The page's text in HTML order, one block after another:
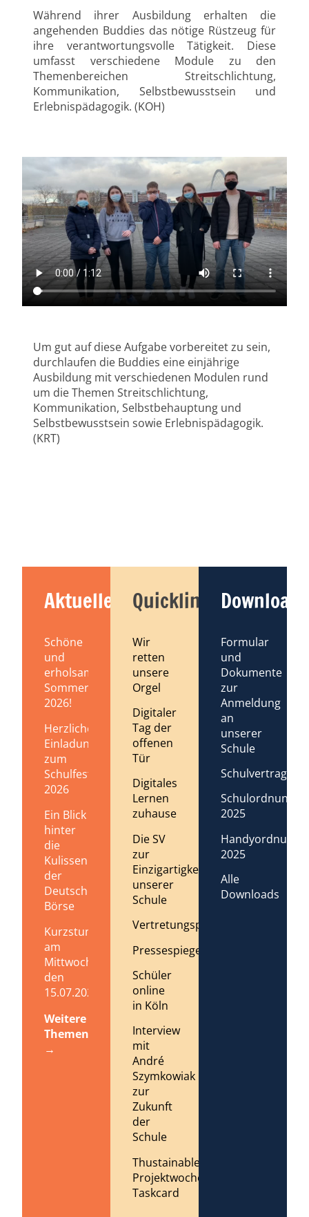
Während ihrer Ausbildung erhalten die
angehenden Buddies das nötige Rüstzeug für
ihre verantwortungsvolle Tätigkeit. Diese
umfasst verschiedene Module zu den
Themenbereichen Streitschlichtung,
Kommunikation, Selbstbewusstsein und
Erlebnispädagogik. (KOH)
Um gut auf diese Aufgabe vorbereitet zu sein,
durchlaufen die Buddies eine einjährige
Ausbildung mit verschiedenen Modulen rund
um die Themen Streitschlichtung,
Kommunikation, Selbstbehauptung und
Selbstbewusstsein sowie Erlebnispädagogik.
(KRT)
Aktuelles
Schöne
und
erholsame
Sommerferien
2026!
Herzliche
Einladung
zum
Schulfest
2026
Ein Blick
hinter
die
Kulissen
der
Deutschen
Börse
Kurzstundenregelung
am
Mittwoch,
den
15.07.2026
Weitere
Themen
→
Quicklinks
Wir
retten
unsere
Orgel
Digitaler
Tag der
offenen
Tür
Digitales
Lernen
zuhause
Die SV
zur
Einzigartigkeit
unserer
Schule
Vertretungsplan
Pressespiegel
Schüler
online
in Köln
Interview
mit
André
Szymkowiak
zur
Zukunft
der
Schule
Thustainable
Projektwoche
Taskcard
Downloads
Formular
und
Dokumente
zur
Anmeldung
an
unserer
Schule
Schulvertrag
Schulordnung
2025
Handyordnung
2025
Alle
Downloads